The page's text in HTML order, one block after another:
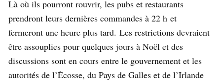
Là où ils pourront rouvrir, les pubs et restaurants
prendront leurs dernières commandes à 22 h et
fermeront une heure plus tard. Les restrictions devraient
être assouplies pour quelques jours à Noël et des
discussions sont en cours entre le gouvernement et les
autorités de l’Écosse, du Pays de Galles et de l’Irlande